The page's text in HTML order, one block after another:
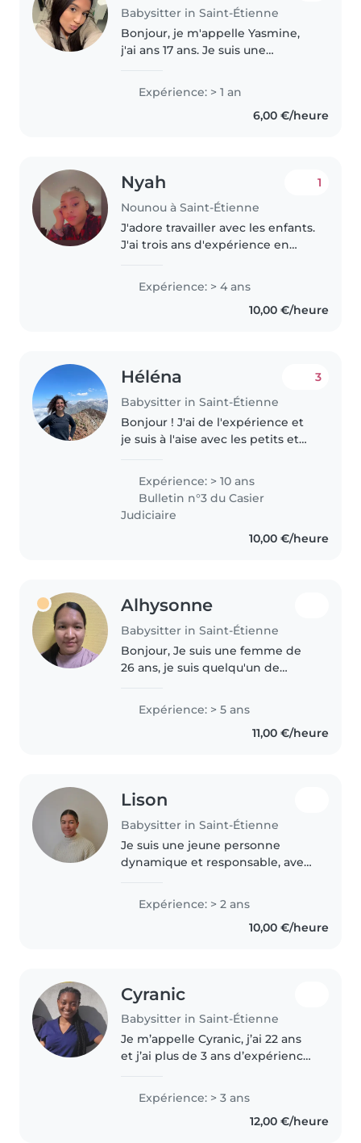
Babysitter in Saint-Étienne
Bonjour, je m'appelle Yasmine,
j'ai ans 17 ans. Je suis une
souriante et j'aime beaucoup
m'occuper des enfants. Je suis
actuellement en bac pro
Expérience: > 1 an
6,00 €/heure
Nyah
Nounou à Saint-Étienne
1
J'adore travailler avec les enfants.
J'ai trois ans d'expérience en
auprès de bébés et de tout-
petits. J'ai également de
l'expérience avec des enfants
Expérience: > 4 ans
10,00 €/heure
Héléna
Babysitter in Saint-Étienne
3
Bonjour ! J'ai de l'expérience et
je suis à l'aise avec les petits et
avec des jeux de société, des
chansons, des activités
manuelles ou avec de la..
Expérience: > 10 ans
Bulletin n°3 du Casier
Judiciaire
10,00 €/heure
Alhysonne
Babysitter in Saint-Étienne
Bonjour, Je suis une femme de
26 ans, je suis quelqu'un de
attentionnée. J'ai mon CAP AEPE
et je travaille en crèche depuis 3
ans, donc je saurai m'occuper..
Expérience: > 5 ans
11,00 €/heure
Lison
Babysitter in Saint-Étienne
Je suis une jeune personne
dynamique et responsable, avec
des enfants d'âge préscolaire et
scolaire. Je suis à l'aise..
Expérience: > 2 ans
10,00 €/heure
Cyranic
Babysitter in Saint-Étienne
Je m’appelle Cyranic, j’ai 22 ans
et j’ai plus de 3 ans d’expérience
baby-sitter est pour moi un vrai
plaisir : j’aime partager des
Expérience: > 3 ans
12,00 €/heure